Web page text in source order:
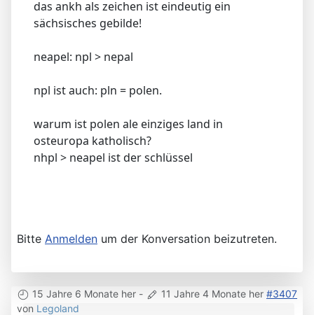
das ankh als zeichen ist eindeutig ein
sächsisches gebilde!
neapel: npl > nepal
npl ist auch: pln = polen.
warum ist polen ale einziges land in
osteuropa katholisch?
nhpl > neapel ist der schlüssel
Bitte Anmelden um der Konversation beizutreten.
15 Jahre 6 Monate her - 11 Jahre 4 Monate her #3407
von Legoland